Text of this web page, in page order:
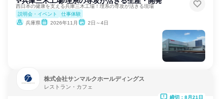
西日本の健康を支える兵庫三木工場！理系の専攻が活きる現場
説明会・イベント
仕事体験
兵庫県
2026年11月 2日～4日
株式会社サンマルクホールディングス
レストラン・カフェ
締切：8月21日